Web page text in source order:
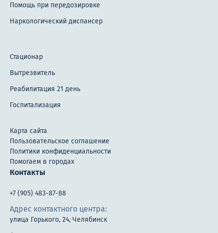
Карта сайта
Пользовательское соглашение
Политики конфиденциальности
Помогаем в городах
Контакты
+7 (905) 483-87-88
Адрес контактного центра:
улица Горького, 24, Челябинск
Помощь при передозировке
Наркологический диспансер
Стационар
Вытрезвитель
Реабилитация 21 день
Госпитализация